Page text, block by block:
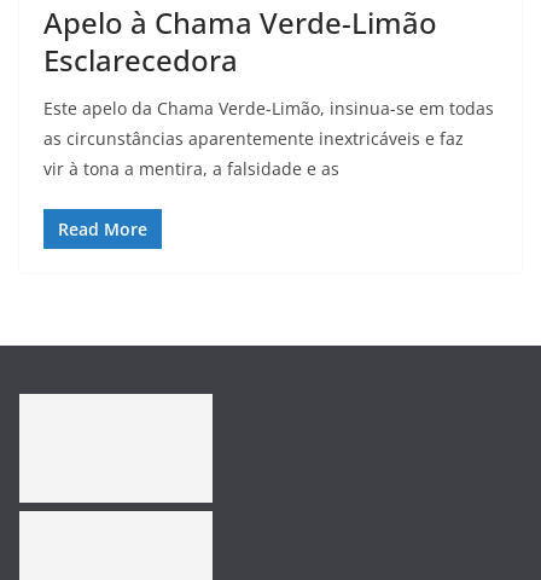
Apelo à Chama Verde-Limão
Esclarecedora
Este apelo da Chama Verde-Limão, insinua-se em todas
as circunstâncias aparentemente inextricáveis e faz
vir à tona a mentira, a falsidade e as
Read More